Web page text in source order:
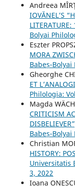
Andreea
IOVĂNEL’S
Bolyai
Eszter
MORA
Babeș-Bolyai
Gheorghe
ET
Philologia:
Magda
CRITICISM
Babeș-Bolyai
Christian
HISTORY:
Universitatis
3, 2022
Ioana